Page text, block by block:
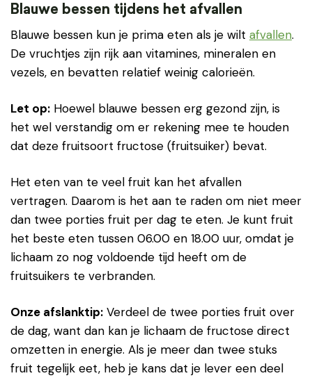
Blauwe bessen tijdens het afvallen
Blauwe bessen kun je prima eten als je wilt afvallen.
De vruchtjes zijn rijk aan vitamines, mineralen en
vezels, en bevatten relatief weinig calorieën.
Let op: Hoewel blauwe bessen erg gezond zijn, is
het wel verstandig om er rekening mee te houden
dat deze fruitsoort fructose (fruitsuiker) bevat.
Het eten van te veel fruit kan het afvallen
vertragen. Daarom is het aan te raden om niet meer
dan twee porties fruit per dag te eten. Je kunt fruit
het beste eten tussen 06.00 en 18.00 uur, omdat je
lichaam zo nog voldoende tijd heeft om de
fruitsuikers te verbranden.
Onze afslanktip: Verdeel de twee porties fruit over
de dag, want dan kan je lichaam de fructose direct
omzetten in energie. Als je meer dan twee stuks
fruit tegelijk eet, heb je kans dat je lever een deel